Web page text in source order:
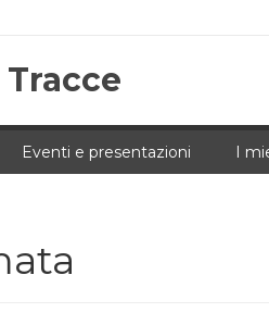
Eventi e presentazioni I